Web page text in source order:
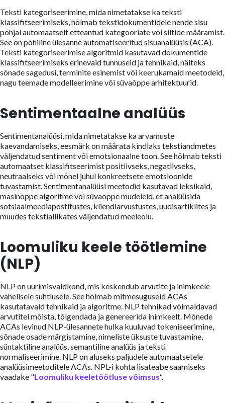
Teksti kategoriseerimine, mida nimetatakse ka teksti
klassifitseerimiseks, hõlmab tekstidokumentidele nende sisu
põhjal automaatselt etteantud kategooriate või siltide määramist.
See on põhiline ülesanne automatiseeritud sisuanalüüsis (ACA).
Teksti kategoriseerimise algoritmid kasutavad dokumentide
klassifitseerimiseks erinevaid tunnuseid ja tehnikaid, näiteks
sõnade sagedusi, terminite esinemist või keerukamaid meetodeid,
nagu teemade modelleerimine või süvaõppe arhitektuurid.
Sentimentaalne analüüs
Sentimentanalüüsi, mida nimetatakse ka arvamuste
kaevandamiseks, eesmärk on määrata kindlaks tekstiandmetes
väljendatud sentiment või emotsionaalne toon. See hõlmab teksti
automaatset klassifitseerimist positiivseks, negatiivseks,
neutraalseks või mõnel juhul konkreetsete emotsioonide
tuvastamist. Sentimentanalüüsi meetodid kasutavad leksikaid,
masinõppe algoritme või süvaõppe mudeleid, et analüüsida
sotsiaalmeediapostitustes, kliendiarvustustes, uudisartiklites ja
muudes tekstiallikates väljendatud meeleolu.
Loomuliku keele töötlemine
(NLP)
NLP on uurimisvaldkond, mis keskendub arvutite ja inimkeele
vahelisele suhtlusele. See hõlmab mitmesuguseid ACAs
kasutatavaid tehnikaid ja algoritme. NLP tehnikad võimaldavad
arvutitel mõista, tõlgendada ja genereerida inimkeelt. Mõnede
ACAs levinud NLP-ülesannete hulka kuuluvad tokeniseerimine,
sõnade osade märgistamine, nimeliste üksuste tuvastamine,
süntaktiline analüüs, semantiline analüüs ja teksti
normaliseerimine. NLP on aluseks paljudele automaatsetele
analüüsimeetoditele ACAs. NPL-i kohta lisateabe saamiseks
vaadake "Loomuliku keeletöötluse võimsus“.